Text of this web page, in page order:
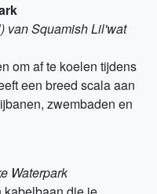
van Squamish Lil'wat
om af te koelen tijdens
een breed scala aan
zwembaden en
Waterpark